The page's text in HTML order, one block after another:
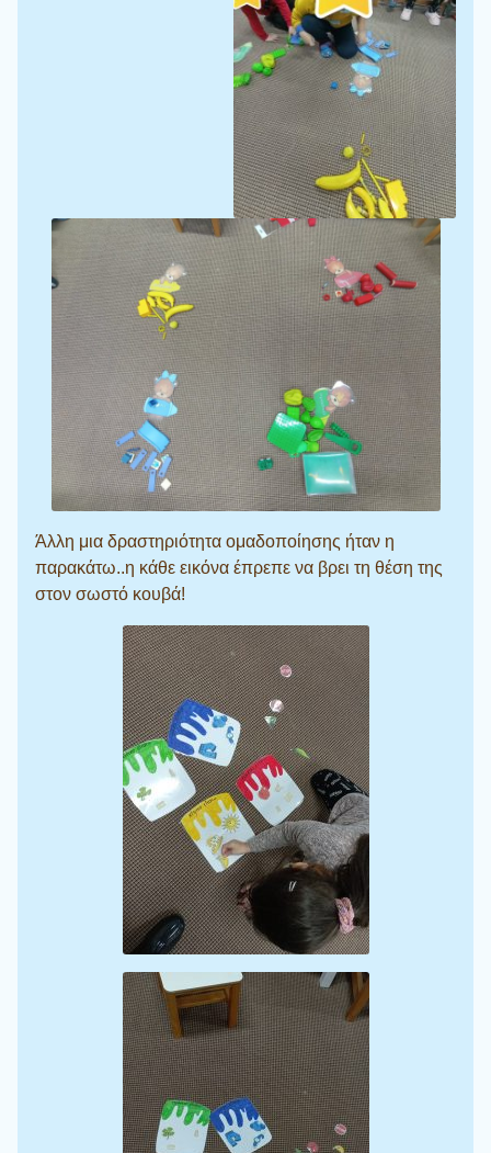
Άλλη μια δραστηριότητα ομαδοποίησης ήταν η
παρακάτω..η κάθε εικόνα έπρεπε να βρει τη θέση της
στον σωστό κουβά!